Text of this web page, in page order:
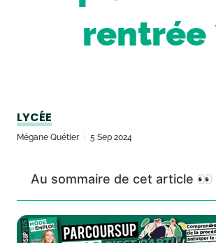
rentrée
LYCÉE
Mégane Quétier 5 Sep 2024
Au sommaire de cet article 👀